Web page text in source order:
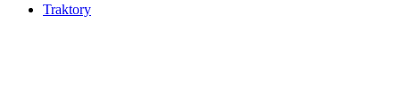
Traktory